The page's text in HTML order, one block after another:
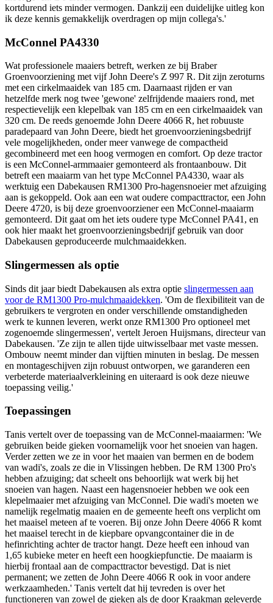
kortdurend iets minder vermogen. Dankzij een duidelijke uitleg kon
ik deze kennis gemakkelijk overdragen op mijn collega's.'
McConnel PA4330
Wat professionele maaiers betreft, werken ze bij Braber
Groenvoorziening met vijf John Deere's Z 997 R. Dit zijn zeroturns
met een cirkelmaaidek van 185 cm. Daarnaast rijden er van
hetzelfde merk nog twee 'gewone' zelfrijdende maaiers rond, met
respectievelijk een klepelbak van 185 cm en een cirkelmaaidek van
320 cm. De reeds genoemde John Deere 4066 R, het robuuste
paradepaard van John Deere, biedt het groenvoorzieningsbedrijf
vele mogelijkheden, onder meer vanwege de compactheid
gecombineerd met een hoog vermogen en comfort. Op deze tractor
is een McConnel-armmaaier gemonteerd als frontaanbouw. Dit
betreft een maaiarm van het type McConnel PA4330, waar als
werktuig een Dabekausen RM1300 Pro-hagensnoeier met afzuiging
aan is gekoppeld. Ook aan een wat oudere compacttractor, een John
Deere 4720, is bij deze groenvoorziener een McConnel-maaiarm
gemonteerd. Dit gaat om het iets oudere type McConnel PA41, en
ook hier maakt het groenvoorzieningsbedrijf gebruik van door
Dabekausen geproduceerde mulchmaaidekken.
Slingermessen als optie
Sinds dit jaar biedt Dabekausen als extra optie slingermessen aan
voor de RM1300 Pro-mulchmaaidekken. 'Om de flexibiliteit van de
gebruikers te vergroten en onder verschillende omstandigheden
werk te kunnen leveren, werkt onze RM1300 Pro optioneel met
zogenoemde slingermessen', vertelt Jeroen Huijsmans, directeur van
Dabekausen. 'Ze zijn te allen tijde uitwisselbaar met vaste messen.
Ombouw neemt minder dan vijftien minuten in beslag. De messen
en montageschijven zijn robuust ontworpen, we garanderen een
verbeterde materiaalverkleining en uiteraard is ook deze nieuwe
toepassing veilig.'
Toepassingen
Tanis vertelt over de toepassing van de McConnel-maaiarmen: 'We
gebruiken beide gieken voornamelijk voor het snoeien van hagen.
Verder zetten we ze in voor het maaien van bermen en de bodem
van wadi's, zoals ze die in Vlissingen hebben. De RM 1300 Pro's
hebben afzuiging; dat scheelt ons behoorlijk wat werk bij het
snoeien van hagen. Naast een hagensnoeier hebben we ook een
klepelmaaier met afzuiging van McConnel. Die wadi's moeten we
namelijk regelmatig maaien en de gemeente heeft ons verplicht om
het maaisel meteen af te voeren. Bij onze John Deere 4066 R komt
het maaisel terecht in de kiepbare opvangcontainer die in de
hefinrichting achter de tractor hangt. Deze heeft een inhoud van
1,65 kubieke meter en heeft een hoogkiepfunctie. De maaiarm is
hierbij frontaal aan de compacttractor bevestigd. Dat is niet
permanent; we zetten de John Deere 4066 R ook in voor andere
werkzaamheden.' Tanis vertelt dat hij tevreden is over het
functioneren van zowel de gieken als de door Kraakman geleverde